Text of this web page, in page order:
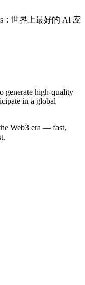
：世界上最好的 AI 应
generate high-quality
in a global
Web3 era — fast,